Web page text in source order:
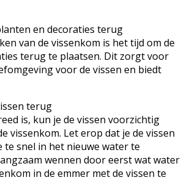
en decoraties terug
van de vissenkom is het tijd om de
terug te plaatsen. Dit zorgt voor
voor de vissen en biedt
terug
is, kun je de vissen voorzichtig
vissenkom. Let erop dat je de vissen
te snel in het nieuwe water te
wennen door eerst wat water
in de emmer met de vissen te